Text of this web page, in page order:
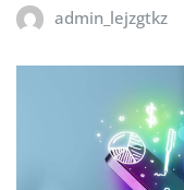
admin_lejzgtkz